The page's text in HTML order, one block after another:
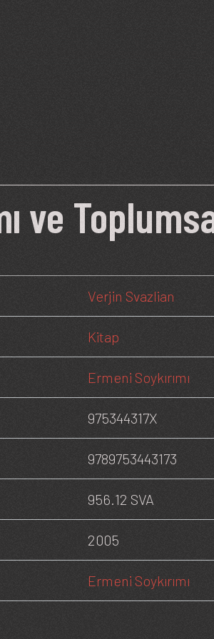
ve
Verjin Svazlian
Kitap
Ermeni Soykırımı
975344317X
9789753443173
956.12 SVA
2005
Ermeni Soykırımı